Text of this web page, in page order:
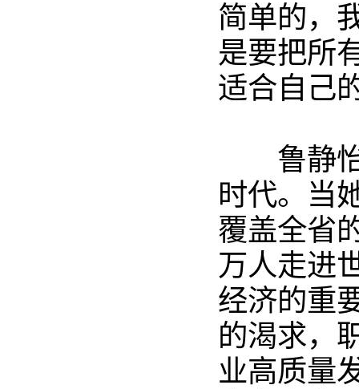
简单的，
是要把所
适合自己
鲁静
时代。当
覆盖全省
万人走进
经济的重
的渴求，
业高质量